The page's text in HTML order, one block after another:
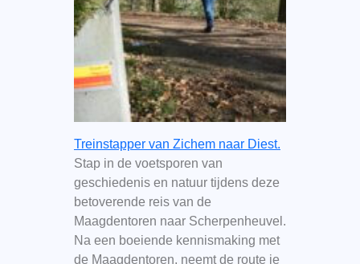
Treinstapper van Zichem naar Diest.
Stap in de voetsporen van
geschiedenis en natuur tijdens deze
betoverende reis van de
Maagdentoren naar Scherpenheuvel.
Na een boeiende kennismaking met
de Maagdentoren, neemt de route je